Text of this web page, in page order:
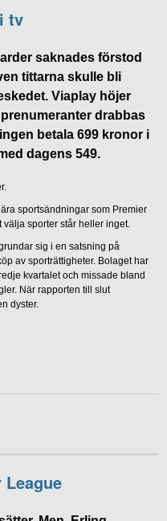
tv
saknades förstod
tittarna skulle bli
Viaplay höjer
drabbas
betala 699 kronor i
dagens 549.
sportsändningar som Premier
välja sporter står heller inget.
sig i en satsning på
av sporträttigheter. Bolaget har
kvartalet och missade bland
När rapporten till slut
dyster.